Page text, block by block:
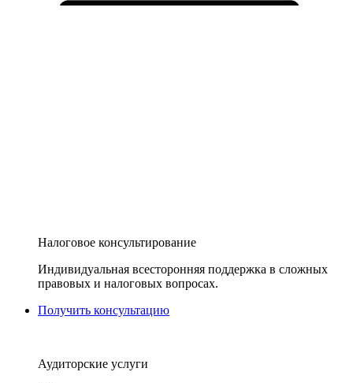
Налоговое консультирование
Индивидуальная всесторонняя поддержка в сложных
правовых и налоговых вопросах.
Получить консультацию
Аудиторские услуги